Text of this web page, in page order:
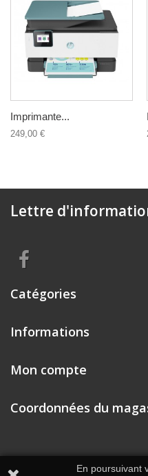
Imprimante...
249,00 €
Lettre
Catégories
Informations
Mon compte
Coordonnées du
En poursuivant